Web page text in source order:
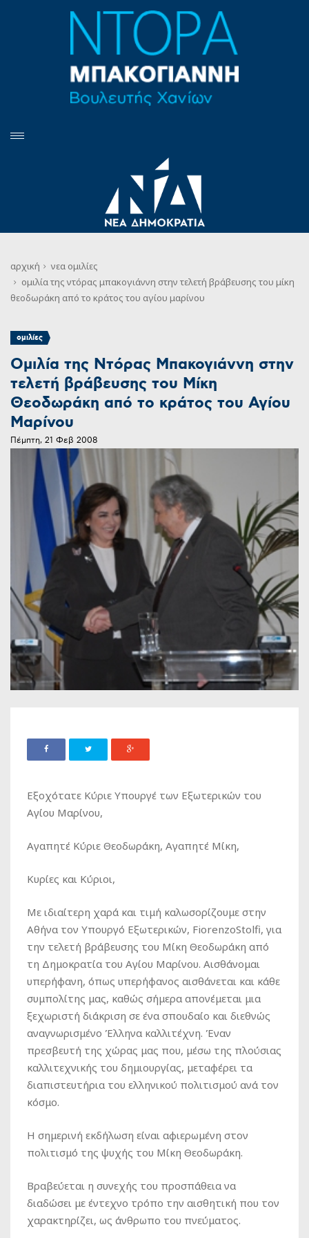
αρχική νεα ομιλίες
ομιλία της ντόρας μπακογιάννη στην τελετή βράβευσης του μίκη
θεοδωράκη από το κράτος του αγίου μαρίνου
ομιλίες
Ομιλία της Ντόρας Μπακογιάννη στην
τελετή βράβευσης του Μίκη
Θεοδωράκη από το κράτος του Αγίου
Μαρίνου
Πέμπτη, 21 Φεβ 2008
Εξοχότατε Κύριε Υπουργέ των Εξωτερικών του
Αγίου Μαρίνου,
Αγαπητέ Κύριε Θεοδωράκη, Αγαπητέ Μίκη,
Κυρίες και Κύριοι,
Με ιδιαίτερη χαρά και τιμή καλωσορίζουμε στην
Αθήνα τον Υπουργό Εξωτερικών, FiorenzoStolfi, για
την τελετή βράβευσης του Μίκη Θεοδωράκη από
τη Δημοκρατία του Αγίου Μαρίνου. Αισθάνομαι
υπερήφανη, όπως υπερήφανος αισθάνεται και κάθε
συμπολίτης μας, καθώς σήμερα απονέμεται μια
ξεχωριστή διάκριση σε ένα σπουδαίο και διεθνώς
αναγνωρισμένο Έλληνα καλλιτέχνη. Έναν
πρεσβευτή της χώρας μας που, μέσω της πλούσιας
καλλιτεχνικής του δημιουργίας, μεταφέρει τα
διαπιστευτήρια του ελληνικού πολιτισμού ανά τον
κόσμο.
Η σημερινή εκδήλωση είναι αφιερωμένη στον
πολιτισμό της ψυχής του Μίκη Θεοδωράκη.
Βραβεύεται η συνεχής του προσπάθεια να
διαδώσει με έντεχνο τρόπο την αισθητική που τον
χαρακτηρίζει, ως άνθρωπο του πνεύματος.